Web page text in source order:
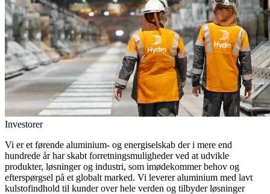
Investorer
Vi er et førende aluminium- og energiselskab der i mere end
hundrede år har skabt forretningsmuligheder ved at udvikle
produkter, løsninger og industri, som imødekommer behov og
efterspørgsel på et globalt marked. Vi leverer aluminium med lavt
kulstofindhold til kunder over hele verden og tilbyder løsninger